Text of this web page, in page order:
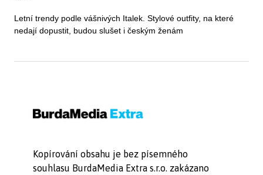
Letní trendy podle vášnivých Italek. Stylové outfity, na které
nedají dopustit, budou slušet i českým ženám
Kopírování obsahu je bez písemného
souhlasu BurdaMedia Extra s.r.o. zakázano